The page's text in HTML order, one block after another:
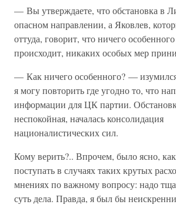
— Вы утверждаете, что обстановка в
опасном направлении, а Яковлев,
оттуда, говорит, что ничего
происходит, никаких особых мер
— Как ничего особенного? —
я могу повторить где угодно то, что
информации для ЦК партии.
неспокойная, началась консолидация
националистических сил.
Кому верить?.. Впрочем, было ясно,
поступать в случаях таких крутых
мнениях по важному вопросу: надо
суть дела. Правда, я был бы